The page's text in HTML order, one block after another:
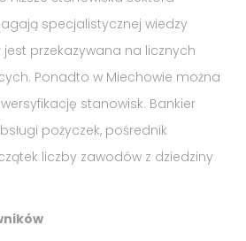
specjalistycznej wiedzy
jest przekazywana na licznych
Ponadto w Miechowie można
stanowisk. Bankier
pożyczek, pośrednik
liczby zawodów z dziedziny